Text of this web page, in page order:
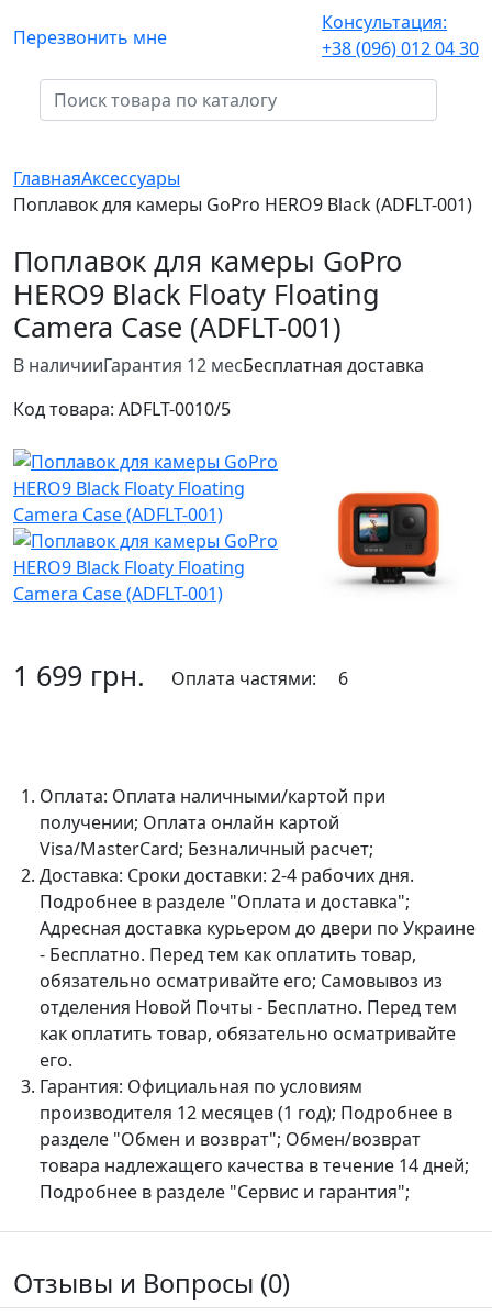
Перезвонить мне
Консультация:
+38 (096) 012 04 30
ГлавнаяАксессуары
Поплавок для камеры GoPro HERO9 Black (ADFLT-001)
Поплавок для камеры GoPro
HERO9 Black Floaty Floating
Camera Case (ADFLT-001)
В наличииГарантия 12 месБесплатная доставка
Код товара: ADFLT-0010/5
1 699 грн. Оплата частями: 6
Оплата: Оплата наличными/картой при
получении; Оплата онлайн картой
Visa/MasterCard; Безналичный расчет;
Доставка: Сроки доставки: 2-4 рабочих дня.
Подробнее в разделе "Оплата и доставка";
Адресная доставка курьером до двери по Украине
- Бесплатно. Перед тем как оплатить товар,
обязательно осматривайте его; Самовывоз из
отделения Новой Почты - Бесплатно. Перед тем
как оплатить товар, обязательно осматривайте
его.
Гарантия: Официальная по условиям
производителя 12 месяцев (1 год); Подробнее в
разделе "Обмен и возврат"; Обмен/возврат
товара надлежащего качества в течение 14 дней;
Подробнее в разделе "Сервис и гарантия";
Отзывы и Вопросы (0)